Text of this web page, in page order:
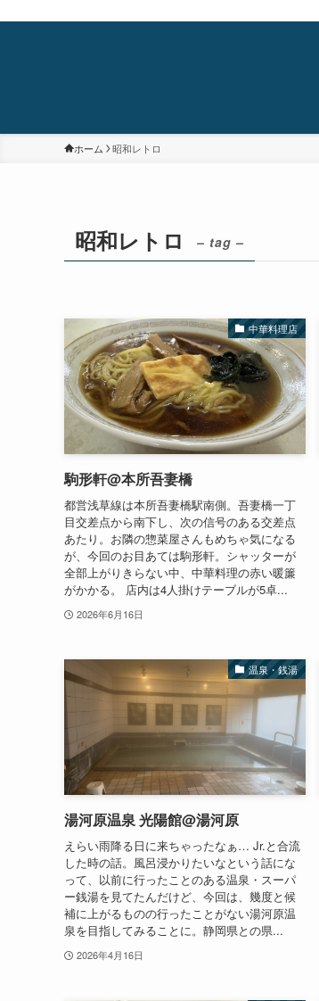
ホーム 昭和レトロ
昭和レトロ – tag –
中華料理店
駒形軒@本所吾妻橋
都営浅草線は本所吾妻橋駅南側。吾妻橋一丁
目交差点から南下し、次の信号のある交差点
あたり。お隣の惣菜屋さんもめちゃ気になる
が、今回のお目あては駒形軒。シャッターが
全部上がりきらない中、中華料理の赤い暖簾
がかかる。 店内は4人掛けテーブルが5卓...
2026年6月16日
温泉・銭湯
湯河原温泉 光陽館@湯河原
えらい雨降る日に来ちゃったなぁ… Jr.と合流
した時の話。風呂浸かりたいなという話にな
って、以前に行ったことのある温泉・スーパ
ー銭湯を見てたんだけど、今回は、幾度と候
補に上がるものの行ったことがない湯河原温
泉を目指してみることに。静岡県との県...
2026年4月16日